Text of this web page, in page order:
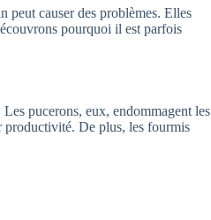
peut causer des problèmes. Elles
pourquoi il est parfois
pucerons, eux, endommagent les
productivité. De plus, les fourmis